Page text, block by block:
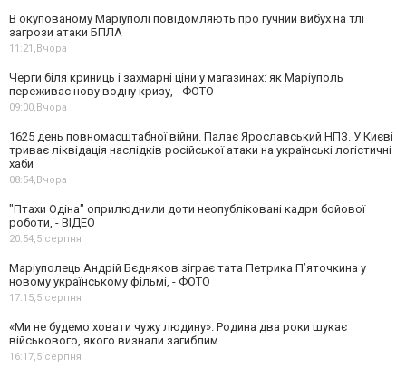
В окупованому Маріуполі повідомляють про гучний вибух на тлі
загрози атаки БПЛА
11:21,Вчора
Черги біля криниць і захмарні ціни у магазинах: як Маріуполь
переживає нову водну кризу, - ФОТО
09:00,Вчора
1625 день повномасштабної війни. Палає Ярославський НПЗ. У Києві
триває ліквідація наслідків російської атаки на українські логістичні
хаби
08:54,Вчора
"Птахи Одіна" оприлюднили доти неопубліковані кадри бойової
роботи, - ВІДЕО
20:54,5 серпня
Маріуполець Андрій Бєдняков зіграє тата Петрика П’яточкина у
новому українському фільмі, - ФОТО
17:15,5 серпня
«Ми не будемо ховати чужу людину». Родина два роки шукає
військового, якого визнали загиблим
16:17,5 серпня